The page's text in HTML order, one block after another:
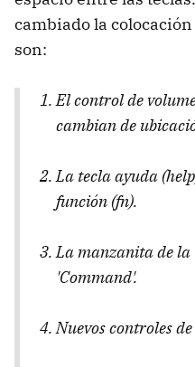
cambiado la
son:
El control de
cambian de
La tecla ayuda (help
función (fn).
La manzanita de la
'Command'.
Nuevos controles